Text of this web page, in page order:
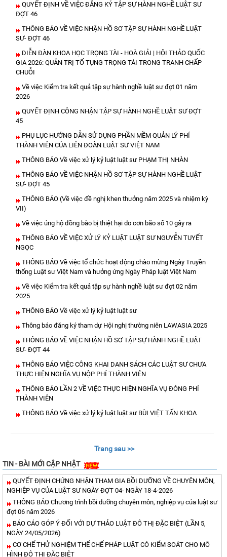
QUYẾT ĐỊNH VỀ VIỆC ĐĂNG KÝ TẬP SỰ HÀNH NGHỀ LUẬT SƯ
ĐỢT 46
THÔNG BÁO VỀ VIỆC NHẬN HỒ SƠ TẬP SỰ HÀNH NGHỀ LUẬT
SƯ- ĐỢT 46
DIỄN ĐÀN KHOA HỌC TRỌNG TÀI - HOÀ GIẢI | HỘI THẢO QUỐC
GIA 2026: QUẢN TRỊ TỐ TỤNG TRỌNG TÀI TRONG TRANH CHẤP
CHUỖI
Về việc Kiểm tra kết quả tập sự hành nghề luật sư đợt 01 năm
2026
QUYẾT ĐỊNH CÔNG NHẬN TẬP SỰ HÀNH NGHỀ LUẬT SƯ ĐỢT
45
PHỤ LỤC HƯỚNG DẪN SỬ DỤNG PHẦN MỀM QUẢN LÝ PHÍ
THÀNH VIÊN CỦA LIÊN ĐOÀN LUẬT SƯ VIỆT NAM
THÔNG BÁO Về việc xử lý kỷ luật luật sư PHẠM THỊ NHÀN
THÔNG BÁO VỀ VIỆC NHẬN HỒ SƠ TẬP SỰ HÀNH NGHỀ LUẬT
SƯ- ĐỢT 45
THÔNG BÁO (Về việc đề nghị khen thưởng năm 2025 và nhiệm kỳ
VII)
Về việc ủng hộ đồng bào bị thiệt hại do cơn bão số 10 gây ra
THÔNG BÁO VỀ VIỆC XỬ LÝ KỶ LUẬT LUẬT SƯ NGUYỄN TUYẾT
NGỌC
THÔNG BÁO Về việc tổ chức hoạt động chào mừng Ngày Truyền
thống Luật sư Việt Nam và hưởng ứng Ngày Pháp luật Việt Nam
Về việc Kiểm tra kết quả tập sự hành nghề luật sư đợt 02 năm
2025
THÔNG BÁO Về việc xử lý kỷ luật luật sư
Thông báo đăng ký tham dự Hội nghị thường niên LAWASIA 2025
THÔNG BÁO VỀ VIỆC NHẬN HỒ SƠ TẬP SỰ HÀNH NGHỀ LUẬT
SƯ- ĐỢT 44
THÔNG BÁO VIỆC CÔNG KHAI DANH SÁCH CÁC LUẬT SƯ CHƯA
THỰC HIỆN NGHĨA VỤ NỘP PHÍ THÀNH VIÊN
THÔNG BÁO LẦN 2 VỀ VIỆC THỰC HIỆN NGHĨA VỤ ĐÓNG PHÍ
THÀNH VIÊN
THÔNG BÁO Về việc xử lý kỷ luật luật sư BÙI VIỆT TẤN KHOA
Trang sau >>
TIN - BÀI MỚI CẬP NHẬT
QUYẾT ĐỊNH CHỨNG NHẬN THAM GIA BỒI DƯỠNG VỀ CHUYÊN MÔN,
NGHIỆP VỤ CỦA LUẬT SƯ NGÀY ĐỢT 04- NGÀY 18-4-2026
THÔNG BÁO Chương trình bồi dưỡng chuyên môn, nghiệp vụ của luật sư
đợt 06 năm 2026
BÁO CÁO GÓP Ý ĐỐI VỚI DỰ THẢO LUẬT ĐÔ THỊ ĐẶC BIỆT (LẦN 5,
NGÀY 24/05/2026)
CƠ CHẾ THỬ NGHIỆM THỂ CHẾ PHÁP LUẬT CÓ KIỂM SOÁT CHO MÔ
HÌNH ĐÔ THỊ ĐẶC BIỆT